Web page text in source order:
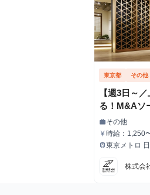
東京都 その他
【週3日～
る！M&Aソ
職種
workその他
給与
currency_yen時給：1,250
最寄駅
train東京メトロ
株式会